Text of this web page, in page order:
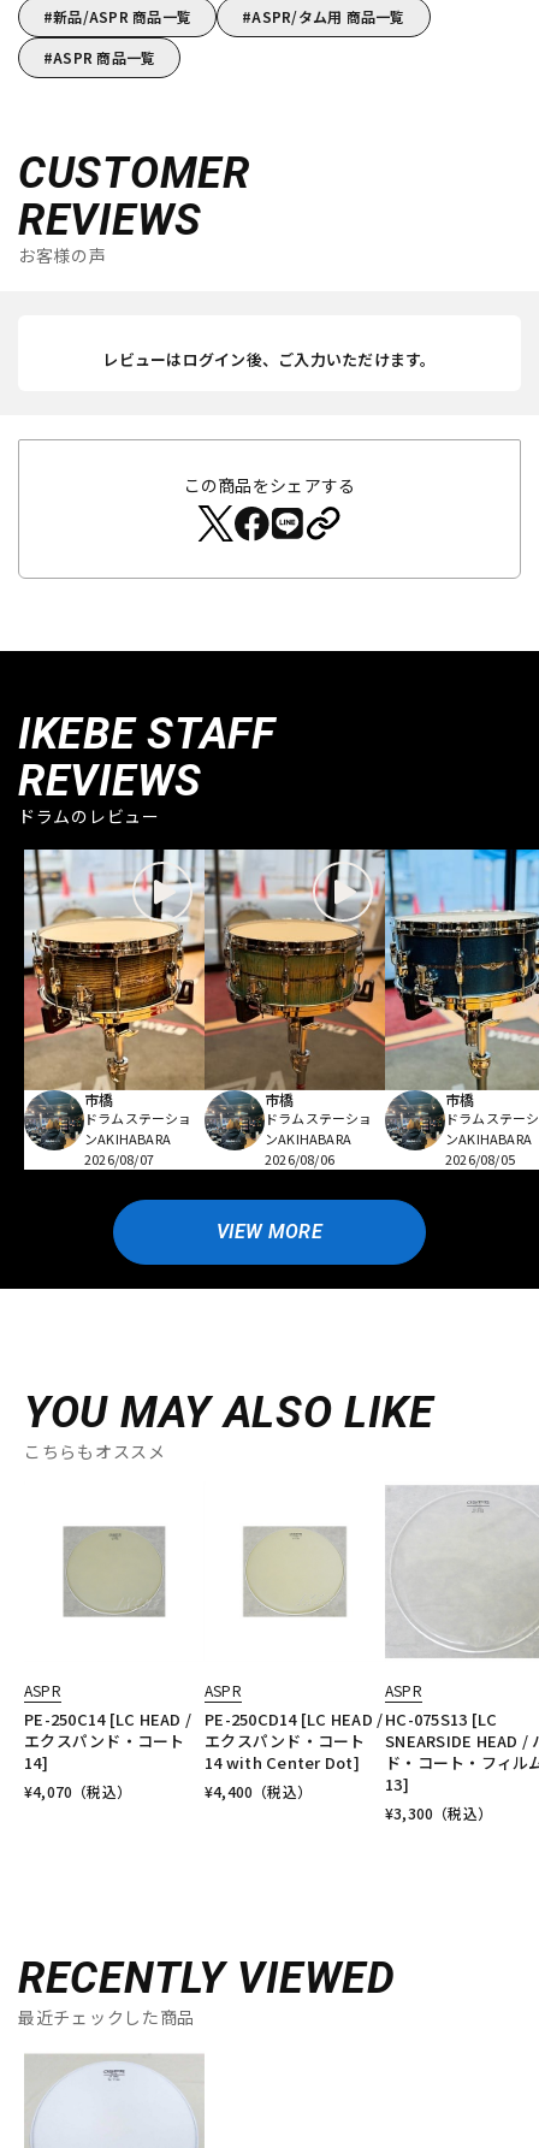
新品/ASPR 商品一覧
ASPR/タム用 商品一覧
ASPR 商品一覧
CUSTOMER
REVIEWS
お客様の声
レビューはログイン後、ご入力いただけます。
この商品をシェアする
IKEBE STAFF
REVIEWS
ドラムのレビュー
市橋
ドラムステーショ
ンAKIHABARA
2026/08/07
市橋
ドラムステーショ
ンAKIHABARA
2026/08/06
市橋
ドラムステー
ンAKIHABARA
2026/08/05
VIEW MORE
YOU MAY ALSO LIKE
こちらもオススメ
ASPR
PE-250C14 [LC HEAD /
エクスパンド・コート
14]
¥4,070 （税込）
ASPR
PE-250CD14 [LC HEAD /
エクスパンド・コート
14 with Center Dot]
¥4,400 （税込）
ASPR
HC-075S13 [LC
SNEARSIDE HEAD /
ド・コート・フィル
13]
¥3,300 （税込）
RECENTLY VIEWED
最近チェックした商品